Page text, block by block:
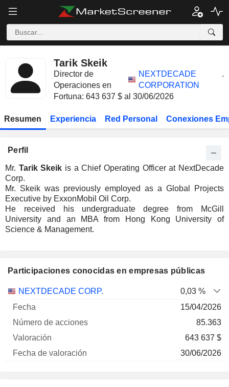
Tarik Skeik
Director de
Operaciones en
NEXTDECADE
CORPORATION
.
Fortuna: 643 637 $ al 30/06/2026
Resumen Experiencia Red Personal Conexiones
Perfil
Mr. Tarik Skeik is a Chief Operating Officer at NextDecade
Corp.
Mr. Skeik was previously employed as a Global Projects
Executive by ExxonMobil Oil Corp.
He received his undergraduate degree from McGill
University and an MBA from Hong Kong University of
Science & Management.
Participaciones conocidas en empresas públicas
Empresa
Número
valoración
NEXTDECADE CORP.
0,03 %
15/04/2026
85.363
643 637 $
30/06/2026